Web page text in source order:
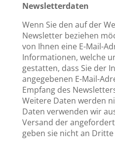
Newsletterdaten
Wenn Sie den auf der
Newsletter beziehen
von Ihnen eine E-Mail-
Informationen, welche
gestatten, dass Sie der
angegebenen E-Mail-
Empfang des
Weitere Daten werden
Daten verwenden wir
Versand der
geben sie nicht an